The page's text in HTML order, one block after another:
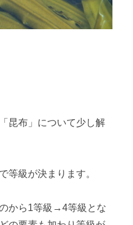
昆布」について少し解
で等級が決まります。
から1等級→4等級とな